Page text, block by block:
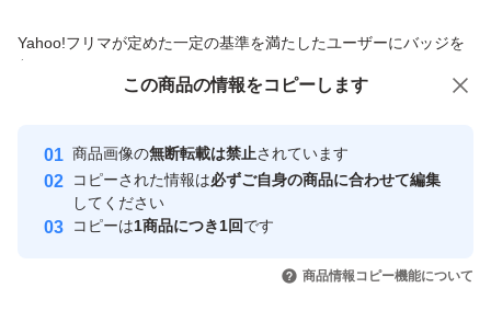
Yahoo!フリマが定めた一定の基準を満たしたユーザーにバッジを
付与しています
安心取引出品者
心・安全なユーザーです
取引実績
引を完了させた実績があります
この商品の情報をコピーします
商品画像の無断転載は禁止されています
コピーされた情報は必ずご自身の商品に合わせて編集
してください
コピーは1商品につき1回です
商品情報コピー機能について
この商品をみている人にオススメ